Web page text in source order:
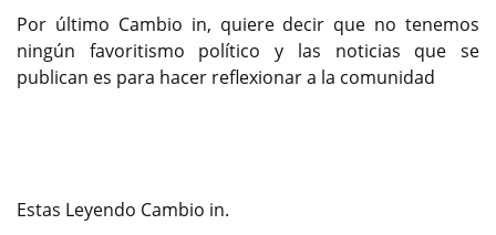
Por último Cambio in, quiere decir que no tenemos
ningún favoritismo político y las noticias que se
publican es para hacer reflexionar a la comunidad
Estas Leyendo Cambio in.